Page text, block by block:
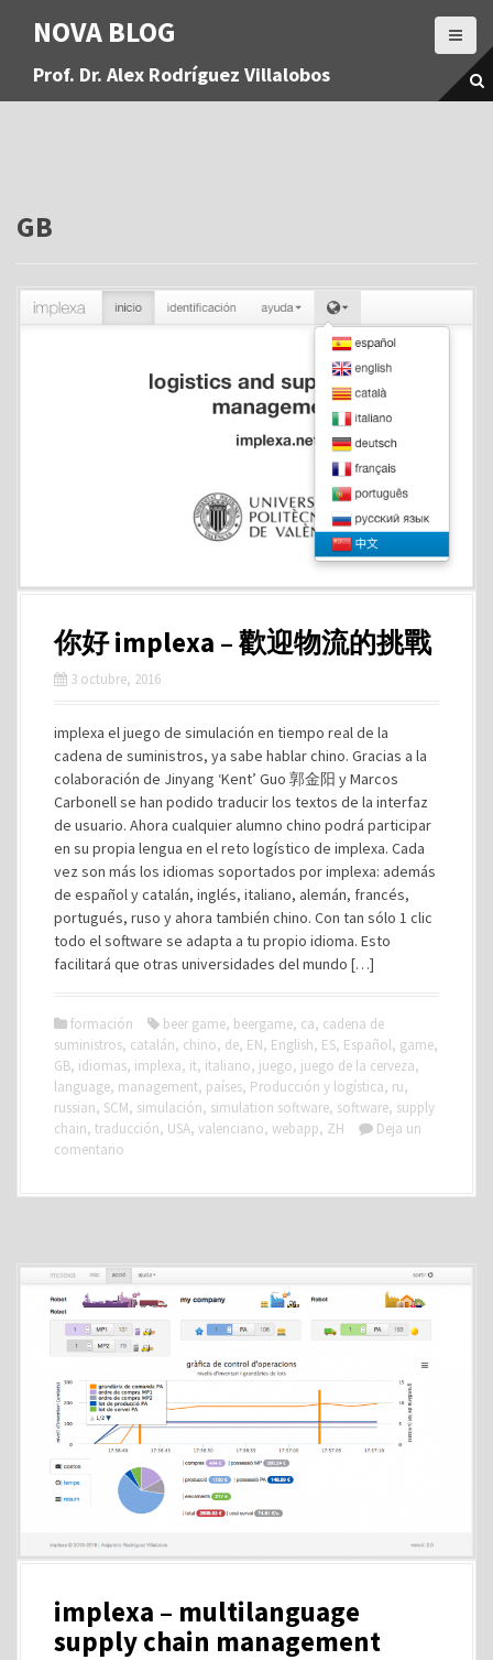
a
NOVA BLOG
Prof. Dr. Alex Rodríguez Villalobos
GB
你好 implexa – 歡迎物流的挑戰
3 octubre, 2016
implexa el juego de simulación en tiempo real de la
cadena de suministros, ya sabe hablar chino. Gracias a la
colaboración de Jinyang ‘Kent’ Guo 郭金阳 y Marcos
Carbonell se han podido traducir los textos de la interfaz
de usuario. Ahora cualquier alumno chino podrá participar
en su propia lengua en el reto logístico de implexa. Cada
vez son más los idiomas soportados por implexa: además
de español y catalán, inglés, italiano, alemán, francés,
portugués, ruso y ahora también chino. Con tan sólo 1 clic
todo el software se adapta a tu propio idioma. Esto
facilitará que otras universidades del mundo […]
formación beer game, beergame, ca, cadena de
suministros, catalán, chino, de, EN, English, ES, Español, game,
GB, idiomas, implexa, it, italiano, juego, juego de la cerveza,
language, management, países, Producción y logística, ru,
russian, SCM, simulación, simulation software, software, supply
chain, traducción, USA, valenciano, webapp, ZH
Deja un
comentario
implexa – multilanguage
supply chain management